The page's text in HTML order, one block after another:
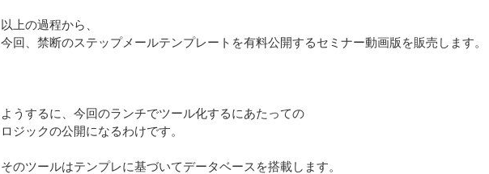
以上の過程から、
今回、禁断のステップメールテンプレートを有料公開するセミナー動画版を販売します。
ようするに、今回のランチでツール化するにあたっての
ロジックの公開になるわけです。
そのツールはテンプレに基づいてデータベースを搭載します。